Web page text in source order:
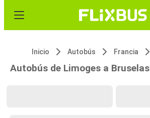
Inicio Autobús Francia
Autobús de Limoges a Bruselas